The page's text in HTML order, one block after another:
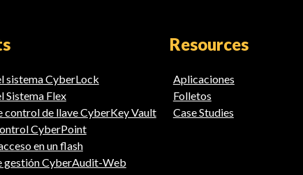
sistema CyberLock
Sistema Flex
control de llave CyberKey Vault
CyberPoint
en un flash
gestión CyberAudit-Web
Resources
Aplicaciones
Folletos
Case Studies